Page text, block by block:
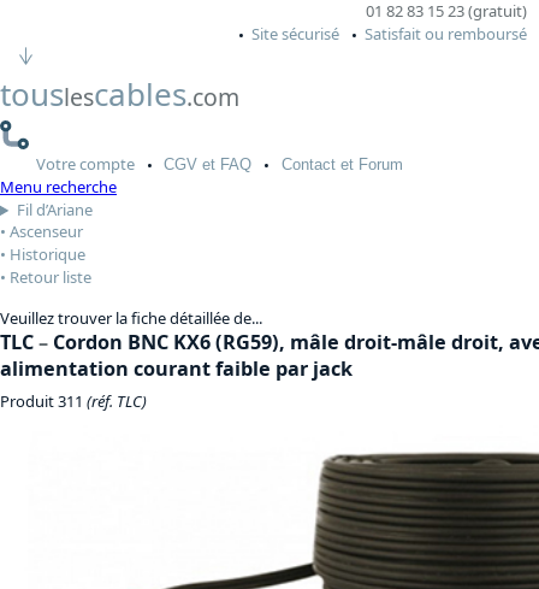
01 82 83 15 23 (gratuit)
Site sécurisé
Satisfait ou remboursé
touslescables.com
Votrecompte CGV et FAQ Contactet Forum
Menu recherche
Fil d’Ariane
Ascenseur
Historique
Retour liste
Veuillez trouver la fiche détaillée de...
TLC– Cordon BNC KX6 (RG59), mâle droit-mâle droit,
alimentation courant faible par jack
Produit 311 (réf. TLC)